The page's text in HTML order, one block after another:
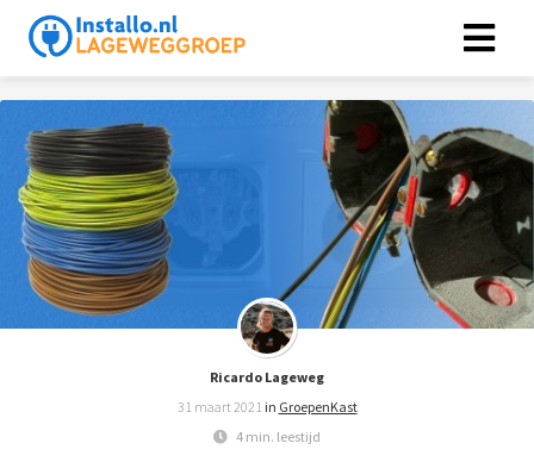
Ricardo Lageweg
31 maart 2021 in GroepenKast
4 min. leestijd